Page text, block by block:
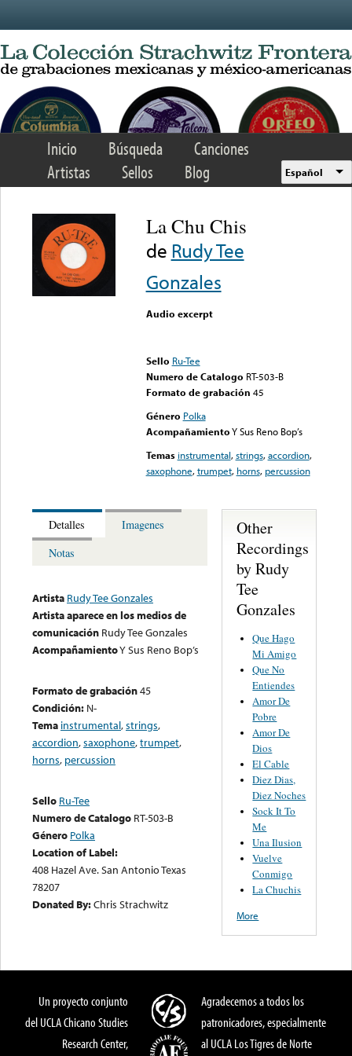
Inicio Búsqueda
Canciones
Artistas
Sellos Blog Español
La Chu Chis
de Rudy Tee
Gonzales
Audio excerpt
Sello Ru-Tee
Numero de Catalogo RT-503-B
Formato de grabación 45
Género Polka
AcompañamientoY Sus Reno Bop’s
Temas instrumental,strings,accordion,
saxophone,trumpet, horns, percussion
Detalles
Imagenes
Notas
Artista Rudy Tee Gonzales
Artista aparece en los medios de
comunicación Rudy Tee Gonzales
AcompañamientoY Sus Reno Bop’s
Formato de grabación45
Condición: N-
Tema instrumental,strings,
accordion,saxophone,trumpet,
horns, percussion
Sello Ru-Tee
Numero de Catalogo RT-503-B
Género Polka
Location of Label:
408 Hazel Ave. San Antonio Texas
78207
Donated By:Chris Strachwitz
Other
Recordings
by Rudy
Tee
Gonzales
Que Hago
Mi Amigo
Que No
Entiendes
Amor De
Pobre
Amor De
Dios
El Cable
Diez Dias,
Diez Noches
Sock It To
Me
Una Ilusion
Vuelve
Conmigo
La Chuchis
More
Un proyecto conjunto
del UCLA Chicano Studies
Research Center,
Agradecemos a todos los
patronicadores, especialmente
al UCLA Los Tigres de Norte